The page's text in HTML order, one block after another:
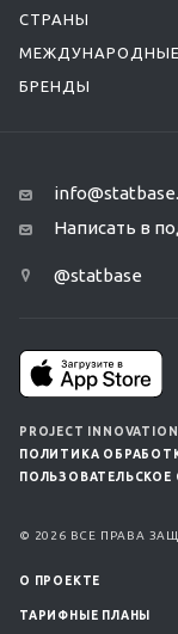
СТРАНЫ
БРЕНДЫ
Написать в
@statbase
PROJECT
ПОЛИТИКА
ПОЛЬЗОВАТЕЛЬСКОЕ
© 2026 ВСЕ ПРАВА
О ПРОЕКТЕ
ТАРИФНЫЕ ПЛАНЫ